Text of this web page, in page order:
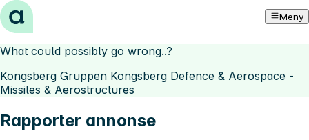
Hopp til innhold Meny
What could possibly go wrong..?
Kongsberg Gruppen Kongsberg Defence & Aerospace -
Missiles & Aerostructures
Rapporter annonse